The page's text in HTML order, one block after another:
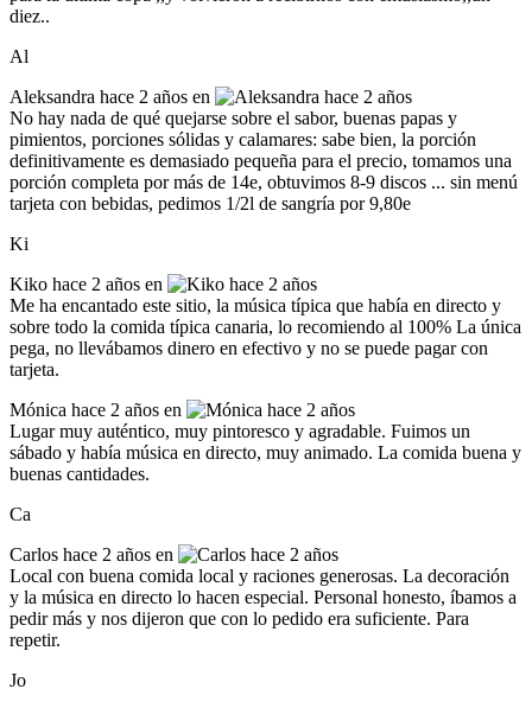
diez..
Al
Aleksandra hace 2 años en
No hay nada de qué quejarse sobre el sabor, buenas papas y
pimientos, porciones sólidas y calamares: sabe bien, la porción
definitivamente es demasiado pequeña para el precio, tomamos una
porción completa por más de 14e, obtuvimos 8-9 discos ... sin menú
tarjeta con bebidas, pedimos 1/2l de sangría por 9,80e
Ki
Kiko hace 2 años en
Me ha encantado este sitio, la música típica que había en directo y
sobre todo la comida típica canaria, lo recomiendo al 100% La única
pega, no llevábamos dinero en efectivo y no se puede pagar con
tarjeta.
Mónica hace 2 años en
Lugar muy auténtico, muy pintoresco y agradable. Fuimos un
sábado y había música en directo, muy animado. La comida buena y
buenas cantidades.
Ca
Carlos hace 2 años en
Local con buena comida local y raciones generosas. La decoración
y la música en directo lo hacen especial. Personal honesto, íbamos a
pedir más y nos dijeron que con lo pedido era suficiente. Para
repetir.
Jo